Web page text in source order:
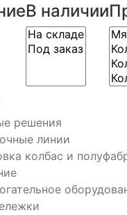
В наличии
решения
линии
колбас и